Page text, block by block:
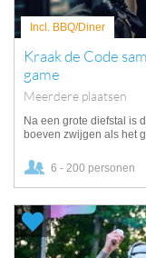
Incl. BBQ/Diner
Kraak de Code
game
Meerdere plaatsen
Na een grote diefstal is
boeven zwijgen als het
6 - 200 personen